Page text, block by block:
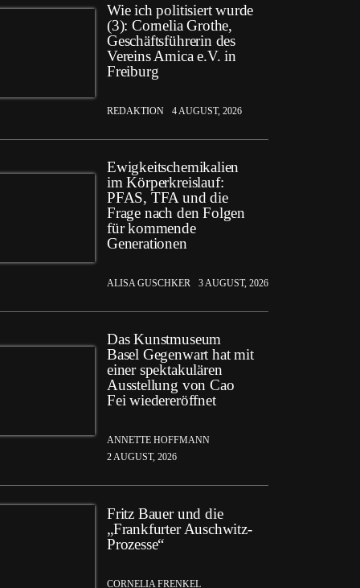
Wie ich politisiert wurde
(3): Cornelia Grothe,
Geschäftsführerin des
Vereins Amica e.V. in
Freiburg
REDAKTION 4 AUGUST, 2026
Ewigkeitschemikalien
im Körperkreislauf:
PFAS, TFA und die
Frage nach den Folgen
für kommende
Generationen
ALISA GUSCHKER 3 AUGUST, 2026
Das Kunstmuseum
Basel Gegenwart hat mit
einer spektakulären
Ausstellung von Cao
Fei wiedereröffnet
ANNETTE HOFFMANN
2 AUGUST, 2026
Fritz Bauer und die
„Frankfurter Auschwitz-
Prozesse“
CORNELIA FRENKEL